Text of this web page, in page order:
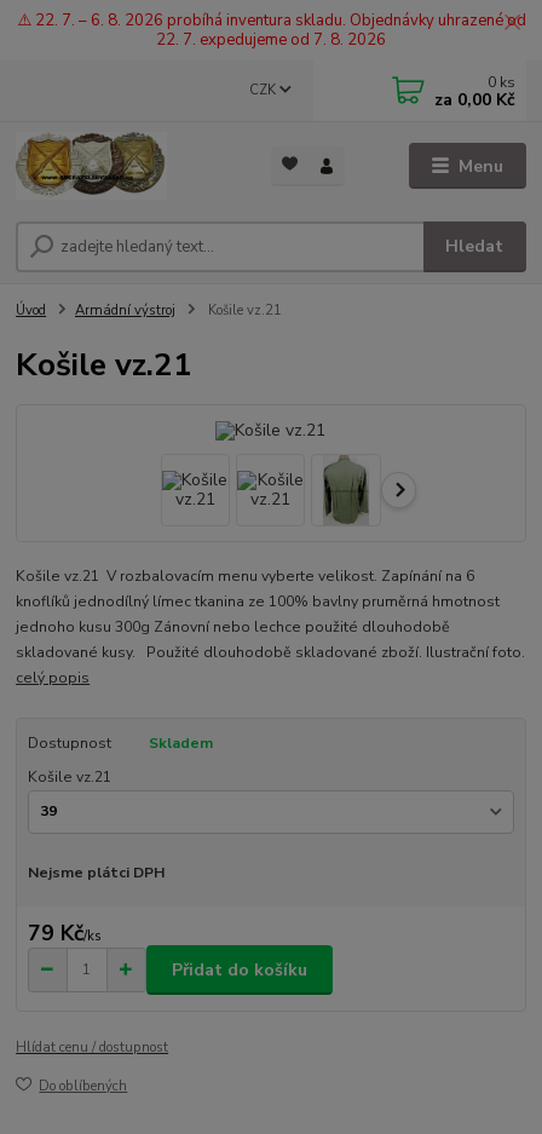
⚠️ 22. 7. – 6. 8. 2026 probíhá inventura skladu. Objednávky uhrazené od
22. 7. expedujeme od 7. 8. 2026
Menu
CZK
Hledat
0 ks
za 0,00 Kč
Úvod Armádní výstroj Košile vz.21
Košile vz.21
Košile vz.21 V rozbalovacím menu vyberte velikost. Zapínání na 6
knoflíků jednodílný límec tkanina ze 100% bavlny pruměrná hmotnost
jednoho kusu 300g Zánovní nebo lechce použité dlouhodobě
skladované kusy. Použité dlouhodobě skladované zboží. Ilustrační foto.
celý popis
Dostupnost
Skladem
Košile vz.21
Nejsme plátci DPH
79 Kč/ks
Přidat do košíku
Hlídat cenu / dostupnost
Do oblíbených